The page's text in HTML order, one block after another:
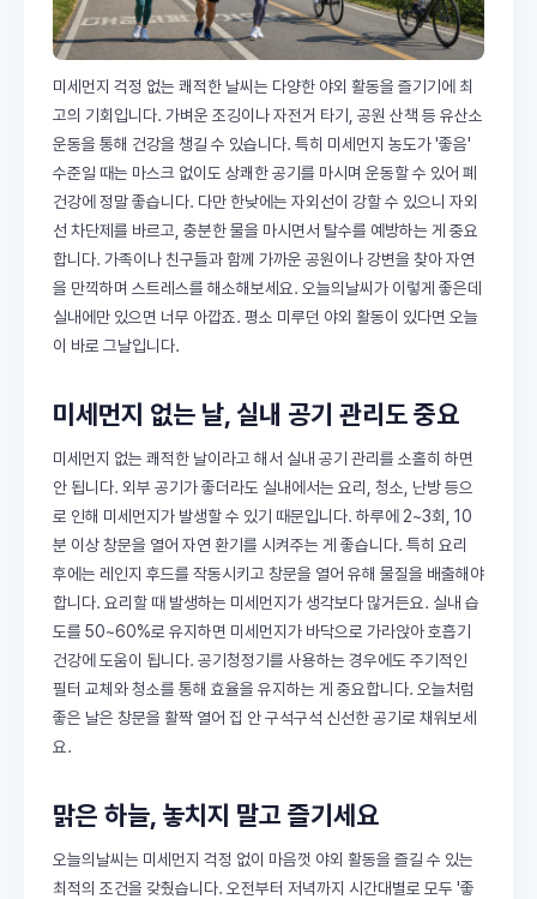
미세먼지 걱정 없는 쾌적한 날씨는 다양한 야외 활동을 즐기기에 최
고의 기회입니다. 가벼운 조깅이나 자전거 타기, 공원 산책 등 유산소
운동을 통해 건강을 챙길 수 있습니다. 특히 미세먼지 농도가 '좋음'
수준일 때는 마스크 없이도 상쾌한 공기를 마시며 운동할 수 있어 폐
건강에 정말 좋습니다. 다만 한낮에는 자외선이 강할 수 있으니 자외
선 차단제를 바르고, 충분한 물을 마시면서 탈수를 예방하는 게 중요
합니다. 가족이나 친구들과 함께 가까운 공원이나 강변을 찾아 자연
을 만끽하며 스트레스를 해소해보세요. 오늘의날씨가 이렇게 좋은데
실내에만 있으면 너무 아깝죠. 평소 미루던 야외 활동이 있다면 오늘
이 바로 그날입니다.
미세먼지 없는 날, 실내 공기 관리도 중요
미세먼지 없는 쾌적한 날이라고 해서 실내 공기 관리를 소홀히 하면
안 됩니다. 외부 공기가 좋더라도 실내에서는 요리, 청소, 난방 등으
로 인해 미세먼지가 발생할 수 있기 때문입니다. 하루에 2~3회, 10
분 이상 창문을 열어 자연 환기를 시켜주는 게 좋습니다. 특히 요리
후에는 레인지 후드를 작동시키고 창문을 열어 유해 물질을 배출해야
합니다. 요리할 때 발생하는 미세먼지가 생각보다 많거든요. 실내 습
도를 50~60%로 유지하면 미세먼지가 바닥으로 가라앉아 호흡기
건강에 도움이 됩니다. 공기청정기를 사용하는 경우에도 주기적인
필터 교체와 청소를 통해 효율을 유지하는 게 중요합니다. 오늘처럼
좋은 날은 창문을 활짝 열어 집 안 구석구석 신선한 공기로 채워보세
요.
맑은 하늘, 놓치지 말고 즐기세요
오늘의날씨는 미세먼지 걱정 없이 마음껏 야외 활동을 즐길 수 있는
최적의 조건을 갖췄습니다. 오전부터 저녁까지 시간대별로 모두 '좋